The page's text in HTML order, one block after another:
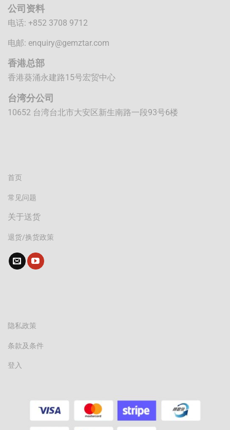
公司资料
电话: +852 3708 9712
电邮: enquiry@gemztar.com
香港总部
香港葵涌永建路15号宏贸中心
台湾分公司
10652 台湾台北市大安区新生南路一段93号6楼
首页
常见问题
关于送货
退货/换货政策
隐私政策
条款及条件
登入